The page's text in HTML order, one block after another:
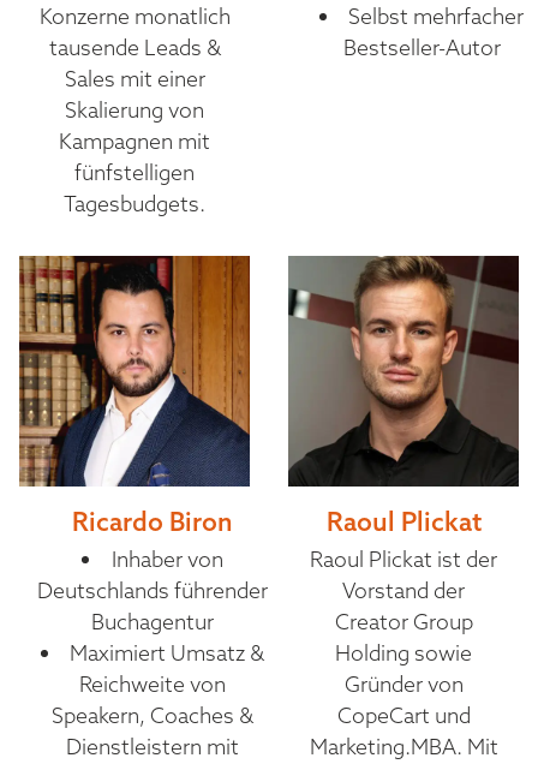
Konzerne monatlich
tausende Leads &
Sales mit einer
Skalierung von
Kampagnen mit
fünfstelligen
Tagesbudgets.
Selbst mehrfacher
Bestseller-Autor
Ricardo Biron
Inhaber von
Deutschlands führender
Buchagentur
Maximiert Umsatz &
Reichweite von
Speakern, Coaches &
Dienstleistern mit
Raoul Plickat
Raoul Plickat ist der
Vorstand der
Creator Group
Holding sowie
Gründer von
CopeCart und
Marketing.MBA. Mit